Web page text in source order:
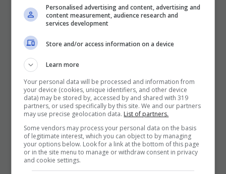
I Pro E I Contro Di Una Nuova Moda
Che Punta A Cambiare Il Tabacco
Per Sempre
25 Novembre 2025
Personalised advertising and content, advertising and
content measurement, audience research and
services development
Store and/or access information on a device
Learn more
Your personal data will be processed and information from
your device (cookies, unique identifiers, and other device
data) may be stored by, accessed by and shared with 319
partners, or used specifically by this site. We and our partners
may use precise geolocation data. List of partners.
Some vendors may process your personal data on the basis
of legitimate interest, which you can object to by managing
your options below. Look for a link at the bottom of this page
or in the site menu to manage or withdraw consent in privacy
and cookie settings.